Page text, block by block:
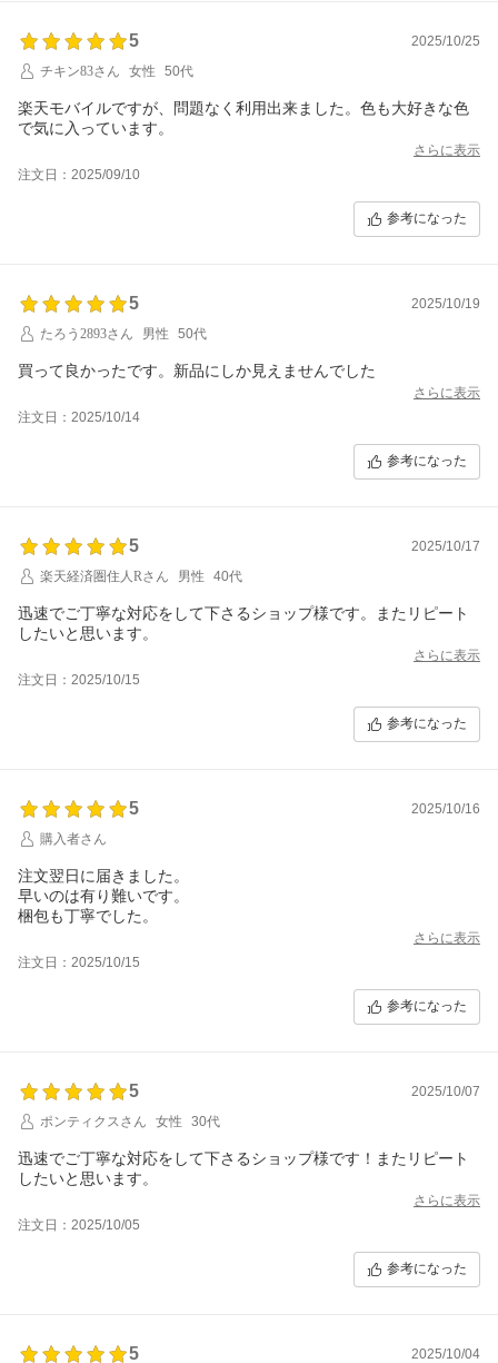
5
2025/10/25
チキン83さん
女性 50代
楽天モバイルですが、問題なく利用出来ました。色も大好きな色
で気に入っています。
さらに表示
注文日：2025/09/10
参考になった
5
2025/10/19
たろう2893さん
男性 50代
買って良かったです。新品にしか見えませんでした
さらに表示
注文日：2025/10/14
参考になった
5
2025/10/17
楽天経済圏住人Rさん
男性 40代
迅速でご丁寧な対応をして下さるショップ様です。またリピート
したいと思います。
さらに表示
注文日：2025/10/15
参考になった
5
2025/10/16
購入者さん
注文翌日に届きました。
早いのは有り難いです。
梱包も丁寧でした。
さらに表示
注文日：2025/10/15
参考になった
5
2025/10/07
ポンティクスさん
女性 30代
迅速でご丁寧な対応をして下さるショップ様です！またリピート
したいと思います。
さらに表示
注文日：2025/10/05
参考になった
5 2025/10/04